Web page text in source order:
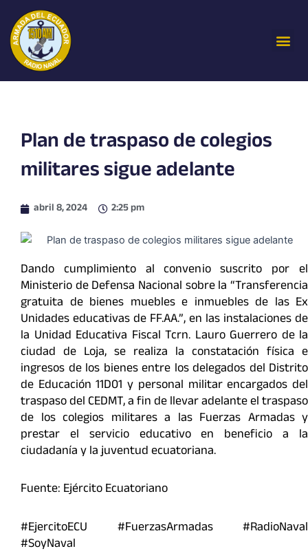
contenido
Plan de traspaso de colegios
militares sigue adelante
abril 8, 2024 2:25 pm
Dando cumplimiento al convenio suscrito por el
Ministerio de Defensa Nacional sobre la “Transferencia
gratuita de bienes muebles e inmuebles de las Ex
Unidades educativas de FF.AA.”, en las instalaciones de
la Unidad Educativa Fiscal Tcrn. Lauro Guerrero de la
ciudad de Loja, se realiza la constatación física e
ingresos de los bienes entre los delegados del Distrito
de Educación 11D01 y personal militar encargados del
traspaso del CEDMT, a fin de llevar adelante el traspaso
de los colegios militares a las Fuerzas Armadas y
prestar el servicio educativo en beneficio a la
ciudadanía y la juventud ecuatoriana.
Fuente: Ejército Ecuatoriano
#EjercitoECU #FuerzasArmadas #RadioNaval
#SoyNaval